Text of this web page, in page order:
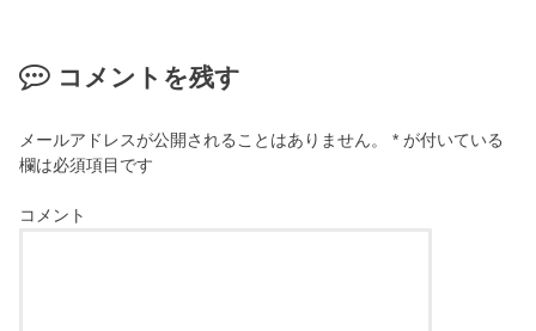
コメントを残す
メールアドレスが公開されることはありません。 * が付いている
欄は必須項目です
コメント